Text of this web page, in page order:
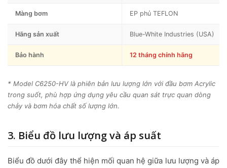
Màng bơm EP phủ TEFLON
Hãng sản xuất Blue-White Industries (USA)
Bảo hành 12 tháng chính hãng
* Model C6250-HV là phiên bản lưu lượng lớn với đầu bơm Acrylic
trong suốt, phù hợp ứng dụng yêu cầu quan sát trực quan dòng
chảy và bơm hóa chất số lượng lớn.
3. Biểu đồ lưu lượng và áp suất
Biểu đồ dưới đây thể hiện mối quan hệ giữa lưu lượng và áp